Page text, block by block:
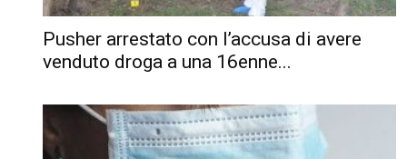
Pusher arrestato con l’accusa di avere
venduto droga a una 16enne...